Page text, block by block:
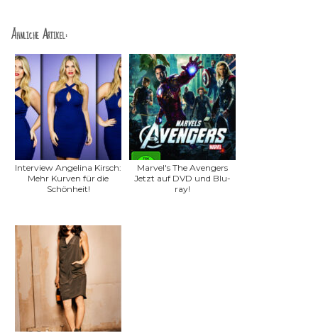
Ähnliche Artikel:
Interview Angelina Kirsch:
Mehr Kurven für die
Schönheit!
Marvel's The Avengers
Jetzt auf DVD und Blu-
ray!